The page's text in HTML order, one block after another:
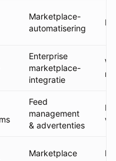
Marketplace-
automatisering
Enterprise
marketplace-
integratie
Feed
management
& advertenties
Marketplace